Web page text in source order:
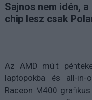
Sajnos nem idén,
chip lesz csak
Az AMD múlt
laptopokba és all-in-
Radeon M400